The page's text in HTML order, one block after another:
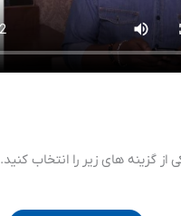
از گزینه های زیر را انتخاب کنید.